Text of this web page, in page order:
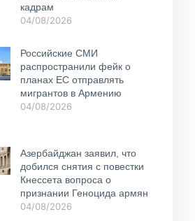
кадрам
04/08/2026
Российские СМИ
распространили фейк о
планах ЕС отправлять
мигрантов в Армению
04/08/2026
Азербайджан заявил, что
добился снятия с повестки
Кнессета вопроса о
признании Геноцида армян
04/08/2026